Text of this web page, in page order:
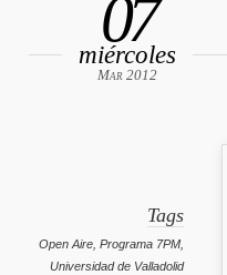
07
miércoles
Mar 2012
Tags
Open Aire ,Programa 7PM
Universidad de Valladolid